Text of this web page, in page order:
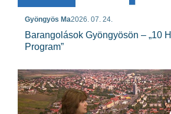
Gyöngyös Ma2026. 07. 24.
Barangolások Gyöngyösön – „10
Program”